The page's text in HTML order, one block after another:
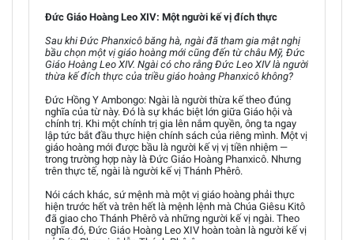
Đức Giáo Hoàng Leo XIV: Một người kế vị đích thực
Sau khi Đức Phanxicô băng hà, ngài đã tham gia mật nghị
bầu chọn một vị giáo hoàng mới cũng đến từ châu Mỹ, Đức
Giáo Hoàng Leo XIV. Ngài có cho rằng Đức Leo XIV là người
thừa kế đích thực của triều giáo hoàng Phanxicô không?
Đức Hồng Y Ambongo: Ngài là người thừa kế theo đúng
nghĩa của từ này. Đó là sự khác biệt lớn giữa Giáo hội và
chính trị. Khi một chính trị gia lên nắm quyền, ông ta ngay
lập tức bắt đầu thực hiện chính sách của riêng mình. Một vị
giáo hoàng mới được bầu là người kế vị vị tiền nhiệm —
trong trường hợp này là Đức Giáo Hoàng Phanxicô. Nhưng
trên thực tế, ngài là người kế vị Thánh Phêrô.
Nói cách khác, sứ mệnh mà một vị giáo hoàng phải thực
hiện trước hết và trên hết là mệnh lệnh mà Chúa Giêsu Kitô
đã giao cho Thánh Phêrô và những người kế vị ngài. Theo
nghĩa đó, Đức Giáo Hoàng Leo XIV hoàn toàn là người kế vị